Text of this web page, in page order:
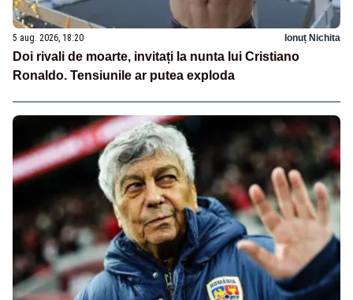
5 aug. 2026, 18:20 Ionuț Nichita
Doi rivali de moarte, invitați la nunta lui Cristiano
Ronaldo. Tensiunile ar putea exploda